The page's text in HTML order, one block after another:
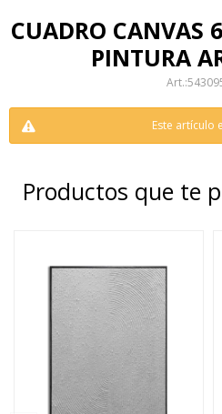
CUADRO CANVAS
PINTURA
Este artículo
Productos que te